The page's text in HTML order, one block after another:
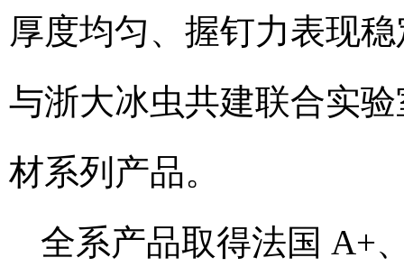
厚度均匀、握钉力表现
与浙大冰虫共建联合实
材系列产品。
全系产品取得法国 A+